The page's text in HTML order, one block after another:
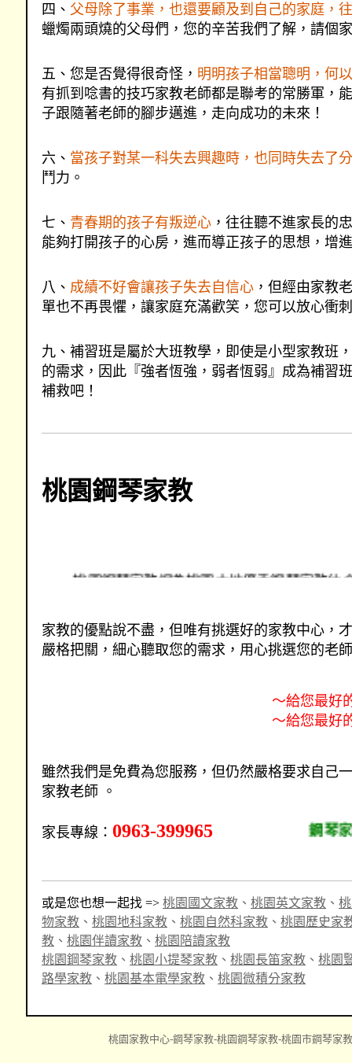
四、 父母除了事業，也還要顧及到自己的家庭，
蠟燭兩頭燒的父母們，您的辛苦我們了解，請個
五、您是否覺得很奇怪， 明明孩子相當聰明，何
有抓到唸書的技巧家教老師都是聯考的常勝軍，
子跟隨著老師的腳步邁進，走向成功的未來！
六、 當孩子對某一科失去興趣時，也同時失去了
鬥力。
七、 青春期的孩子有叛逆心 ，往往聽不進家長的
能夠打開孩子的心房，進而導正孩子的思想，增
八、 成績不好會讓孩子失去自信心 ，但經由家教
單也不再畏懼，讓家庭充滿歡笑，您可以放心衝
九、補習班是屬於大班教學，即使是小型家教班
的需求，因此『強者恆強，弱者恆弱』成為補習
補救吧！
桃園鋼琴家教
桃園鋼琴家教網為桃園本地優秀鋼琴家教仲
介服務
家教的優點說不盡，但唯有挑選好的家教中心，
嚴格把關，細心聽取您的需求，用心挑選您的老
～給您最好
～給您最好
雖然我們是免費為您服務，但仍然嚴格要求自己
家教老師 。
家長專線： 0963-399965 鋼琴家教
或是您也想一起找 => 桃園國文家教 、 桃園英文家教 、
物家教 、 桃園地科家教 、 桃園自然科家教 、 桃園歷史家
教 、 桃園伴讀家教 、 桃園陪讀家教
桃園鋼琴家教 、 桃園小提琴家教 、 桃園長笛家教 、 桃園
路學家教 、 桃園基本電學家教 、 桃園微積分家教
桃園家教中心-鋼琴家教-桃園鋼琴家教-桃園市鋼琴